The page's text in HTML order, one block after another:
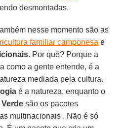
desmontadas.
nesse momento são as
familiar camponesa e
. Por quê? Porque a
como a gente entende, é a
mediada pela cultura.
é a natureza, enquanto o
são os pacotes
multinacionais . Não é só